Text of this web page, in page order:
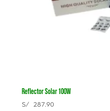
Reflector Solar 100W
S/287.90